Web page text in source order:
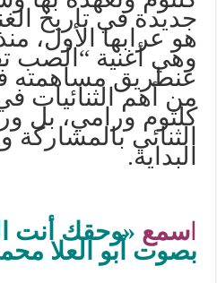
جديدة في تاريخ
هو عرابها الأول،
وهي أغنية “ الصب
عنطريق مساهمته
من أهم الثنائيات
كلثوم ورامي، بل
الثنائي بالمشاركة
البداية.
اسمع «وحقك أنت
بصوت أبو العلا